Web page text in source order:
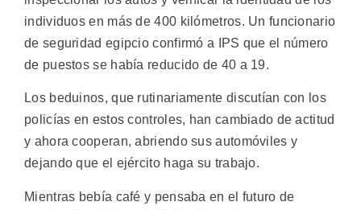
individuos en más de 400 kilómetros. Un funcionario
de seguridad egipcio confirmó a IPS que el número
de puestos se había reducido de 40 a 19.
Los beduinos, que rutinariamente discutían con los
policías en estos controles, han cambiado de actitud
y ahora cooperan, abriendo sus automóviles y
dejando que el ejército haga su trabajo.
Mientras bebía café y pensaba en el futuro de